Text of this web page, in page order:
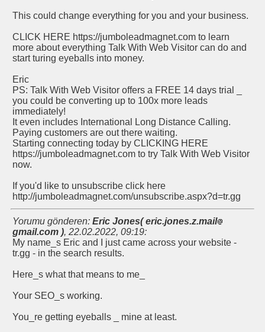
This could change everything for you and your business.
CLICK HERE https://jumboleadmagnet.com to learn
more about everything Talk With Web Visitor can do and
start turing eyeballs into money.
Eric
PS: Talk With Web Visitor offers a FREE 14 days trial _
you could be converting up to 100x more leads
immediately!
It even includes International Long Distance Calling.
Paying customers are out there waiting.
Starting connecting today by CLICKING HERE
https://jumboleadmagnet.com to try Talk With Web Visitor
now.
If you'd like to unsubscribe click here
http://jumboleadmagnet.com/unsubscribe.aspx?d=tr.gg
Yorumu gönderen: Eric Jones( eric.jones.z.mail
gmail.com ), 22.02.2022, 09:19:
My name_s Eric and I just came across your website -
tr.gg - in the search results.
Here_s what that means to me_
Your SEO_s working.
You_re getting eyeballs _ mine at least.